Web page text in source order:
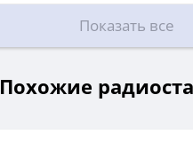
Показать все
Похожие